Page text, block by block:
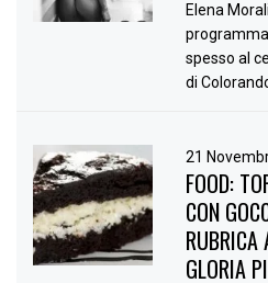
Elena
programma
spesso al
di
21
FOOD:
CON
RUBRICA
GLORIA